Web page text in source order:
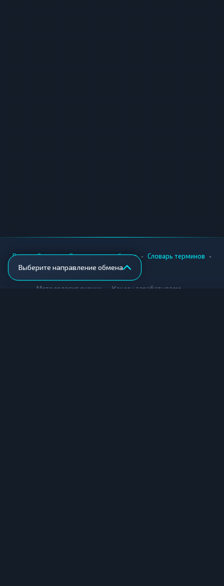
Выберите направление обмена
Вики • Города • Безопасность обмена • Словарь терминов •
AML-проверка
Методология оценки Как мы зарабатываем